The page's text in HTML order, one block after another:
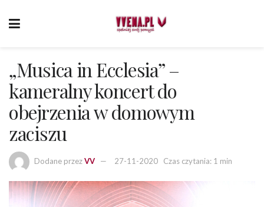
„Musica in Ecclesia” –
kameralny koncert do
obejrzenia w domowym
zaciszu
Dodane przezVV 27-11-2020 Czas czytania: 1 min